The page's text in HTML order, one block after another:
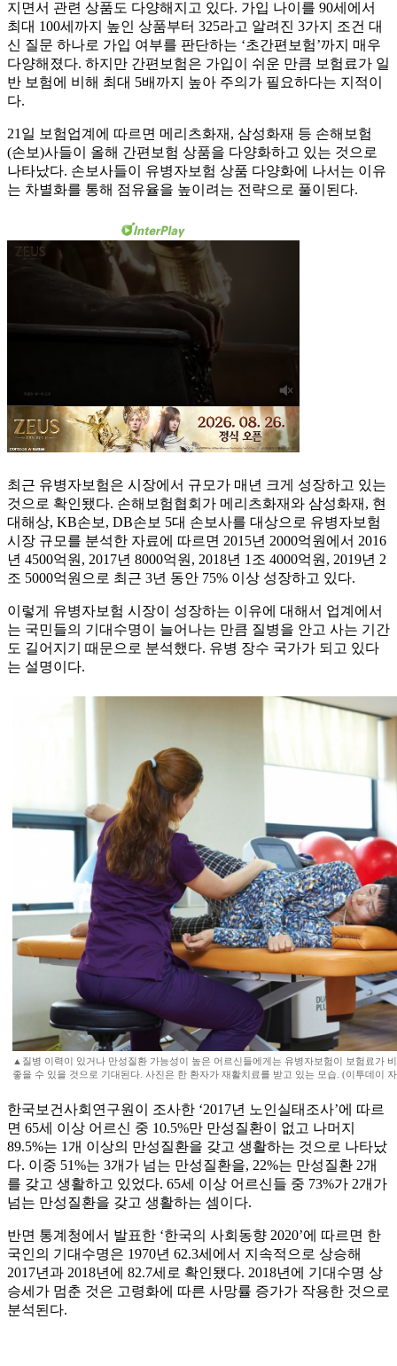
지면서 관련 상품도 다양해지고 있다. 가입 나이를 90세에서
최대 100세까지 높인 상품부터 325라고 알려진 3가지 조건 대
신 질문 하나로 가입 여부를 판단하는 ‘초간편보험’까지 매우
다양해졌다. 하지만 간편보험은 가입이 쉬운 만큼 보험료가 일
반 보험에 비해 최대 5배까지 높아 주의가 필요하다는 지적이
다.
21일 보험업계에 따르면 메리츠화재, 삼성화재 등 손해보험
(손보)사들이 올해 간편보험 상품을 다양화하고 있는 것으로
나타났다. 손보사들이 유병자보험 상품 다양화에 나서는 이유
는 차별화를 통해 점유율을 높이려는 전략으로 풀이된다.
최근 유병자보험은 시장에서 규모가 매년 크게 성장하고 있는
것으로 확인됐다. 손해보험협회가 메리츠화재와 삼성화재, 현
대해상, KB손보, DB손보 5대 손보사를 대상으로 유병자보험
시장 규모를 분석한 자료에 따르면 2015년 2000억원에서 2016
년 4500억원, 2017년 8000억원, 2018년 1조 4000억원, 2019년 2
조 5000억원으로 최근 3년 동안 75% 이상 성장하고 있다.
이렇게 유병자보험 시장이 성장하는 이유에 대해서 업계에서
는 국민들의 기대수명이 늘어나는 만큼 질병을 안고 사는 기간
도 길어지기 때문으로 분석했다. 유병 장수 국가가 되고 있다
는 설명이다.
▲질병 이력이 있거나 만성질환 가능성이 높은 어르신들에게는 유병자보험이 보험료가
좋을 수 있을 것으로 기대된다. 사진은 한 환자가 재활치료를 받고 있는 모습. (이투데이
한국보건사회연구원이 조사한 ‘2017년 노인실태조사’에 따르
면 65세 이상 어르신 중 10.5%만 만성질환이 없고 나머지
89.5%는 1개 이상의 만성질환을 갖고 생활하는 것으로 나타났
다. 이중 51%는 3개가 넘는 만성질환을, 22%는 만성질환 2개
를 갖고 생활하고 있었다. 65세 이상 어르신들 중 73%가 2개가
넘는 만성질환을 갖고 생활하는 셈이다.
반면 통계청에서 발표한 ‘한국의 사회동향 2020’에 따르면 한
국인의 기대수명은 1970년 62.3세에서 지속적으로 상승해
2017년과 2018년에 82.7세로 확인됐다. 2018년에 기대수명 상
승세가 멈춘 것은 고령화에 따른 사망률 증가가 작용한 것으로
분석된다.